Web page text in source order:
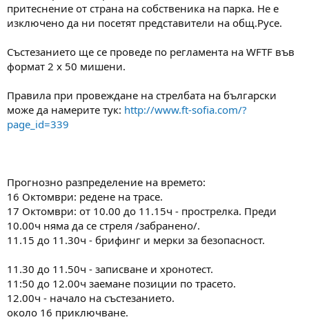
притеснение от страна на собственика на парка. Не е
изключено да ни посетят представители на общ.Русе.
Състезанието ще се проведе по регламента на WFTF във
формат 2 х 50 мишени.
Правила при провеждане на стрелбата на български
може да намерите тук: http://www.ft-sofia.com/?
page_id=339
Прогнозно разпределение на времето:
16 Октомври: редене на трасе.
17 Октомври: от 10.00 до 11.15ч - прострелка. Преди
10.00ч няма да се стреля /забранено/.
11.15 до 11.30ч - брифинг и мерки за безопасност.
11.30 до 11.50ч - записване и хронотест.
11:50 до 12.00ч заемане позиции по трасето.
12.00ч - начало на състезанието.
около 16 приключване.